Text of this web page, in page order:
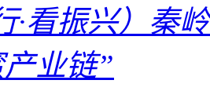
·看振兴）秦
业链”